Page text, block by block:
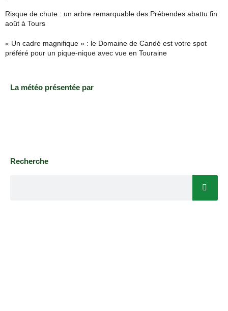
Risque de chute : un arbre remarquable des Prébendes abattu fin
août à Tours
« Un cadre magnifique » : le Domaine de Candé est votre spot
préféré pour un pique-nique avec vue en Touraine
La météo présentée par
Recherche